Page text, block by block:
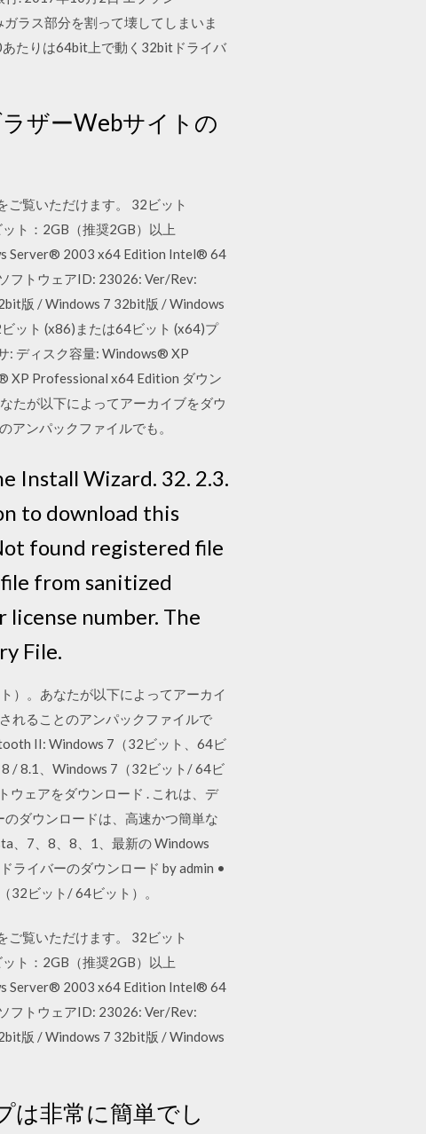
ラス部分を割って壊してしまいま
あたりは64bit上で動く32bitドライバ
ザーWebサイトの
覧いただけます。 32ビット
ト：2GB（推奨2GB）以上
Server® 2003 x64 Edition Intel® 64
フトウェアID: 23026: Ver/Rev:
版 / Windows 7 32bit版 / Windows
ット (x86)または64ビット (x64)プ
: ディスク容量: Windows® XP
XP Professional x64 Edition ダウン
たが以下によってアーカイブをダウ
ンパックファイルでも。
Install Wizard. 32. 2.3.
to download this
found registered file
from sanitized
number. The
File.
）。あなたが以下によってアーカイ
れることのアンパックファイルで
II: Windows 7（32ビット、64ビ
/ 8.1、Windows 7（32ビット/ 64ビ
ウェアをダウンロード . これは、デ
ダウンロードは、高速かつ簡単な
、7、8、8、1、最新の Windows
ライバーのダウンロード by admin •
32ビット/ 64ビット）。
覧いただけます。 32ビット
ト：2GB（推奨2GB）以上
Server® 2003 x64 Edition Intel® 64
フトウェアID: 23026: Ver/Rev:
版 / Windows 7 32bit版 / Windows
は非常に簡単でし